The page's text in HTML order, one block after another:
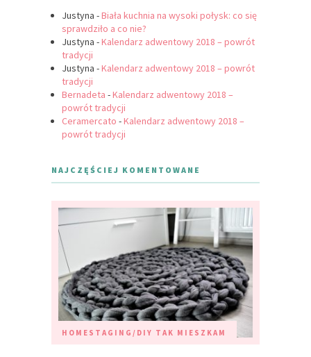
Justyna -Biała kuchnia na wysoki połysk: co się
sprawdziło a co nie?
Justyna -Kalendarz adwentowy 2018 – powrót
tradycji
Justyna -Kalendarz adwentowy 2018 – powrót
tradycji
Bernadeta -Kalendarz adwentowy 2018 –
powrót tradycji
Ceramercato -Kalendarz adwentowy 2018 –
powrót tradycji
NAJCZĘŚCIEJ KOMENTOWANE
HOMESTAGING/DIY TAK MIESZKAM